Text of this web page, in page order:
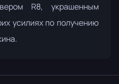
R8, украшенным
усилиях по получению